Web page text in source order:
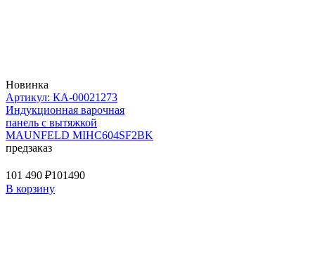
Новинка
Артикул: КА-00021273
Индукционная варочная
панель с вытяжкой
MAUNFELD MIHC604SF2BK
предзаказ
101 490 ₽101490
В корзину